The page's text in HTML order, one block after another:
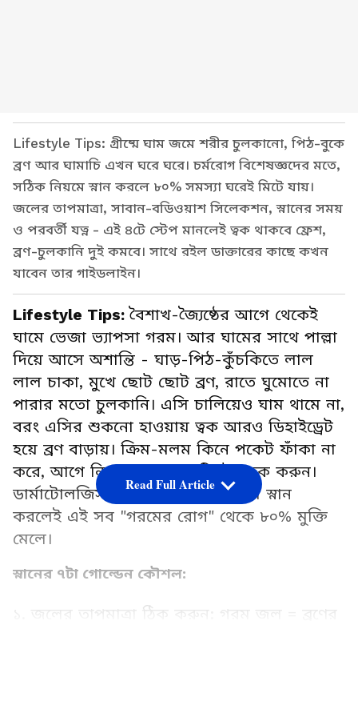
Lifestyle Tips: গ্রীষ্মে ঘাম জমে শরীর চুলকানো, পিঠ-বুকে
ব্রণ আর ঘামাচি এখন ঘরে ঘরে। চর্মরোগ বিশেষজ্ঞদের মতে,
সঠিক নিয়মে স্নান করলে ৮০% সমস্যা ঘরেই মিটে যায়।
জলের তাপমাত্রা, সাবান-বডিওয়াশ সিলেকশন, স্নানের সময়
ও পরবর্তী যত্ন - এই ৪টে স্টেপ মানলেই ত্বক থাকবে ফ্রেশ,
ব্রণ-চুলকানি দুই কমবে। সাথে রইল ডাক্তারের কাছে কখন
যাবেন তার গাইডলাইন।
Lifestyle Tips: বৈশাখ-জ্যৈষ্ঠের আগে থেকেই
ঘামে ভেজা ভ্যাপসা গরম। আর ঘামের সাথে পাল্লা
দিয়ে আসে অশান্তি - ঘাড়-পিঠ-কুঁচকিতে লাল
লাল চাকা, মুখে ছোট ছোট ব্রণ, রাতে ঘুমোতে না
পারার মতো চুলকানি। এসি চালিয়েও ঘাম থামে না,
বরং এসির শুকনো হাওয়ায় ত্বক আরও ডিহাইড্রেট
হয়ে ব্রণ বাড়ায়। ক্রিম-মলম কিনে পকেট ফাঁকা না
করে, আগে নিজের স্নানের রুটিনটা চেক করুন।
ডার্মাটোলজিস্টরা বলছেন, ঠিক নিয়মে স্নান
করলেই এই সব "গরমের রোগ" থেকে ৮০% মুক্তি
মেলে।
স্নানের ৭টা গোল্ডেন কৌশল:
১. জলের তাপমাত্রা ঠিক করুন: গরম জল = ব্রণের
Read Full Article